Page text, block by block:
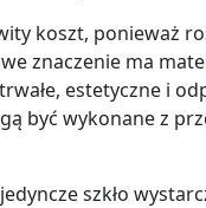
koszt, ponieważ
znaczenie ma
estetyczne i
być wykonane z
szkło